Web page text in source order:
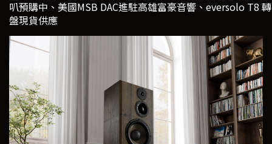
叭預購中、美國MSB DAC進駐高雄富豪音響、eversolo T8 轉
盤現貨供應